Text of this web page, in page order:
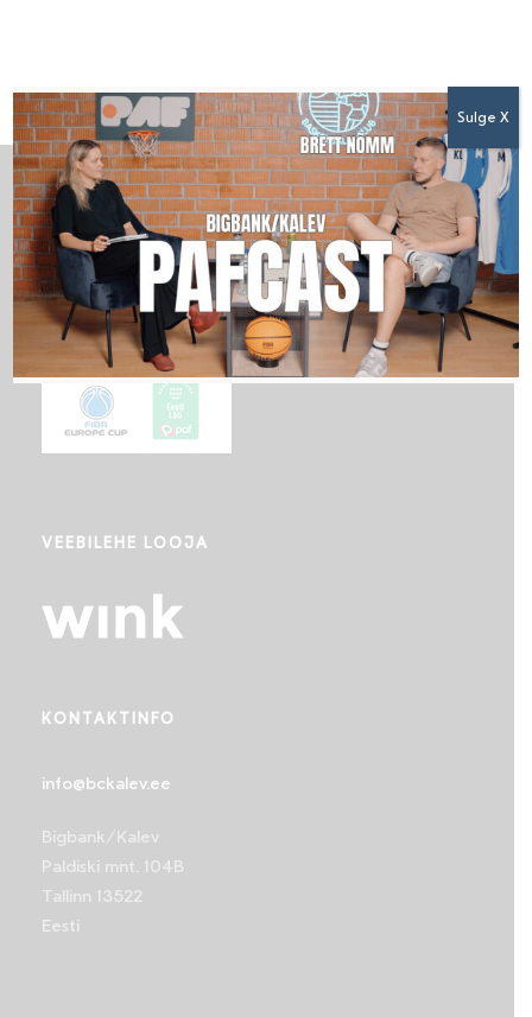
LIIGAD
VEEBILEHE LOOJA
KONTAKTINFO
info@bckalev.ee
Bigbank/Kalev
Paldiski mnt. 104B
Tallinn 13522
Eesti
Sulge X